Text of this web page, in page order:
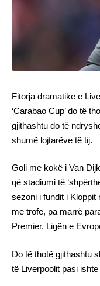
Fitorja dramatike e
‘Carabao Cup’ do të
gjithashtu do të
shumë lojtarëve të tij.
Goli me kokë i Van
që stadiumi të
sezoni i fundit i Kloppit
me trofe, pa marrë
Premier, Ligën e
Do të thotë gjithashtu
të Liverpoolit pasi